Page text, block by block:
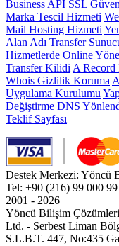
Business API SSL
Marka Tescil Hizmeti
Mail Hosting Hizmeti
Alan Adı Transfer
Hizmetlerde Online
Transfer Kilidi A Record
Whois Gizlilik Koruma
Uygulama Kurulumu
Değiştirme DNS
Teklif Sayfası
Destek Merkezi: Yöncü
Tel: +90 (216) 99 000
2001 - 2026
Yöncü Bilişim
Ltd. - Serbest Liman
S.L.B.T. 447, No:435